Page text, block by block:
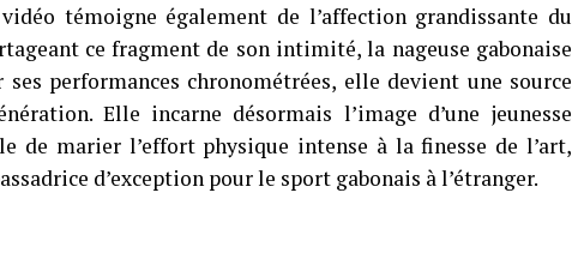
témoigne également de l’affection grandissante du
ce fragment de son intimité, la nageuse gabonaise
performances chronométrées, elle devient une source
Elle incarne désormais l’image d’une jeunesse
de marier l’effort physique intense à la finesse de l’art,
d’exception pour le sport gabonais à l’étranger.